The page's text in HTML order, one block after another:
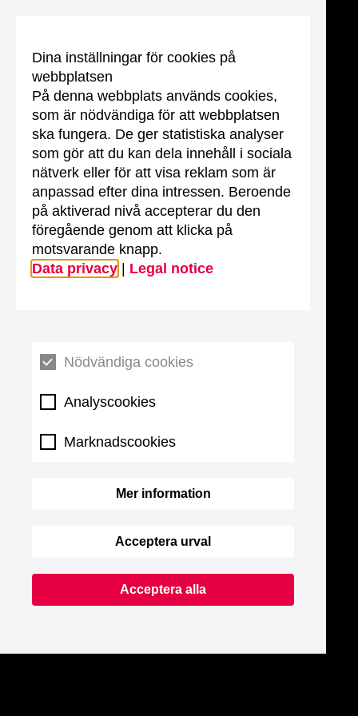
Dina inställningar för cookies på
webbplatsen
På denna webbplats används cookies,
som är nödvändiga för att webbplatsen
ska fungera. De ger statistiska analyser
som gör att du kan dela innehåll i sociala
nätverk eller för att visa reklam som är
anpassad efter dina intressen. Beroende
på aktiverad nivå accepterar du den
föregående genom att klicka på
motsvarande knapp.
Data privacy
Legal notice
Nödvändiga cookies
Analyscookies
Marknadscookies
Mer information
Acceptera urval
Acceptera alla